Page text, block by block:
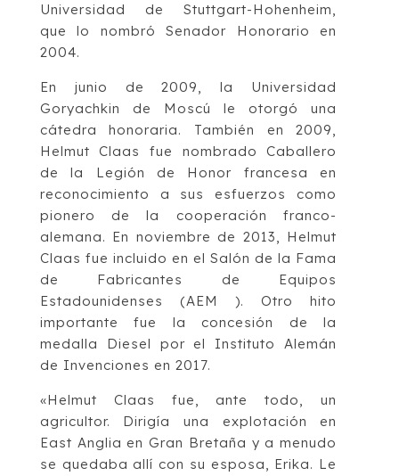
Universidad de Stuttgart-Hohenheim,
que lo nombró Senador Honorario en
2004.
En junio de 2009, la Universidad
Goryachkin de Moscú le otorgó una
cátedra honoraria. También en 2009,
Helmut Claas fue nombrado Caballero
de la Legión de Honor francesa en
reconocimiento a sus esfuerzos como
pionero de la cooperación franco-
alemana. En noviembre de 2013, Helmut
Claas fue incluido en el Salón de la Fama
de Fabricantes de Equipos
Estadounidenses (AEM ). Otro hito
importante fue la concesión de la
medalla Diesel por el Instituto Alemán
de Invenciones en 2017.
«Helmut Claas fue, ante todo, un
agricultor. Dirigía una explotación en
East Anglia en Gran Bretaña y a menudo
se quedaba allí con su esposa, Erika. Le